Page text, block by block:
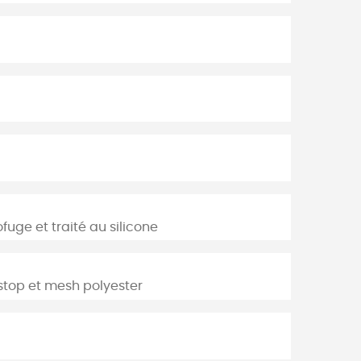
et traité au silicone
et mesh polyester